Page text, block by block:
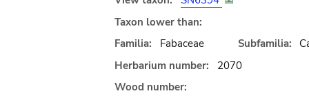
Taxon lower than:
Familia:
Fabaceae Subfamilia:
Herbarium number:
2070
Wood number: